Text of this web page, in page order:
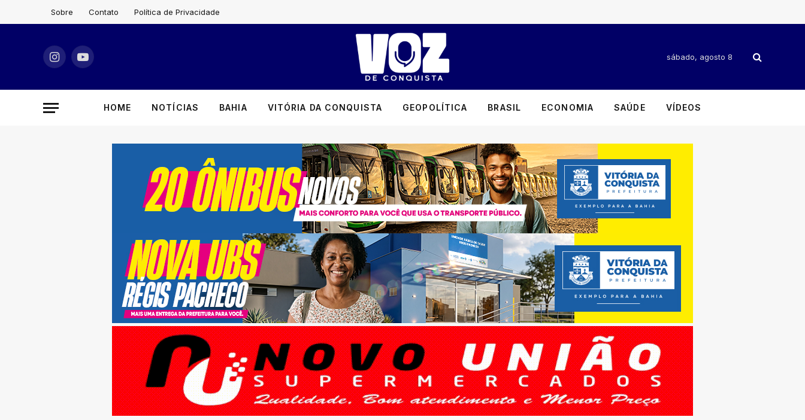
Sobre Contato Política de Privacidade
InstagramYouTube
sábado, agosto 8
HOME NOTÍCIAS BAHIA VITÓRIA DA CONQUISTA GEOPOLÍTICA BRASIL ECONOMIA SAÚDE VÍDEOS